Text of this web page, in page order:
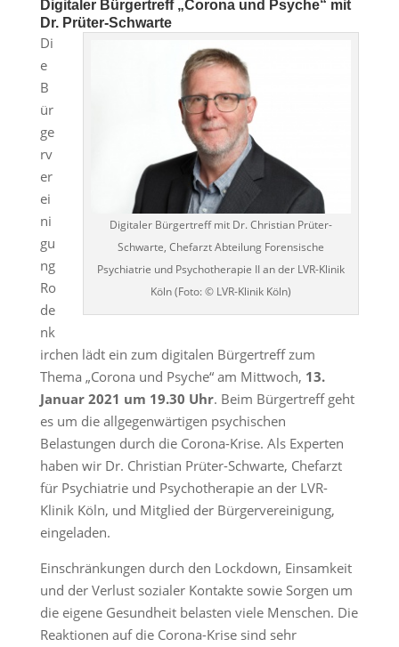
Digitaler Bürgertreff „Corona und Psyche“ mit
Dr. Prüter-Schwarte
Digitaler Bürgertreff mit Dr. Christian Prüter-
Schwarte, Chefarzt Abteilung Forensische
Psychiatrie und Psychotherapie II an der LVR-Klinik
Köln (Foto: © LVR-Klinik Köln)
Di
e
B
ür
ge
rv
er
ei
ni
gu
ng
Ro
de
nk
irchen lädt ein zum digitalen Bürgertreff zum
Thema „Corona und Psyche“ am Mittwoch, 13.
Januar 2021 um 19.30 Uhr. Beim Bürgertreff geht
es um die allgegenwärtigen psychischen
Belastungen durch die Corona-Krise. Als Experten
haben wir Dr. Christian Prüter-Schwarte, Chefarzt
für Psychiatrie und Psychotherapie an der LVR-
Klinik Köln, und Mitglied der Bürgervereinigung,
eingeladen.
Einschränkungen durch den Lockdown, Einsamkeit
und der Verlust sozialer Kontakte sowie Sorgen um
die eigene Gesundheit belasten viele Menschen. Die
Reaktionen auf die Corona-Krise sind sehr